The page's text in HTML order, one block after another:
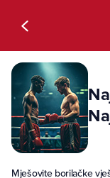
Mješovite borilačke